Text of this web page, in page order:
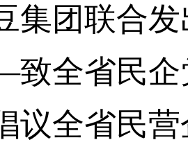
集团联合
全省民企
议全省民